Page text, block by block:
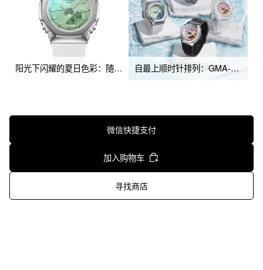
阳光下闪耀的夏日色彩：随着光线折射角度不同色彩随之流转 自最上顺时针排列：GMA-P2100SR-1A、GMA-P2100SR-7A、GM-S2110SR-1A、GM-S2110SR-7A
微信快捷支付
加入购物车
寻找商店